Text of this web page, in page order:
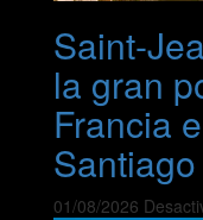
Saint-
la gran
Francia
Santiago
01/08/2026